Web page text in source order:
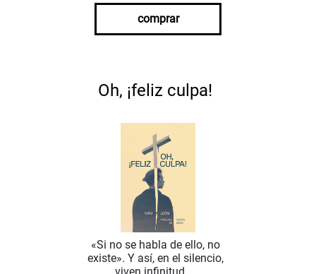
comprar
Oh, ¡feliz culpa!
«Si no se habla de ello, no
existe». Y así, en el silencio,